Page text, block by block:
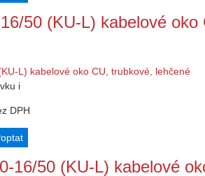
50 (KU-L) kabelové
i
DPH
16/50 (KU-L) kabelové